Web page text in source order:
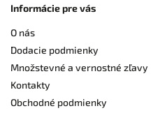
Informácie pre vás
O nás
Dodacie podmienky
Množstevné a vernostné zľavy
Kontakty
Obchodné podmienky